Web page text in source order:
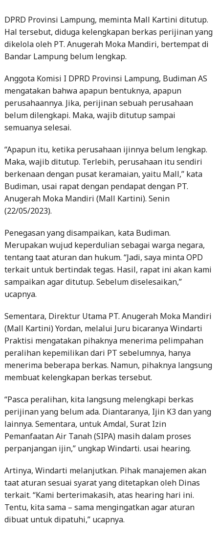
DPRD Provinsi Lampung, meminta Mall Kartini ditutup.
Hal tersebut, diduga kelengkapan berkas perijinan yang
dikelola oleh PT. Anugerah Moka Mandiri, bertempat di
Bandar Lampung belum lengkap.
Anggota Komisi I DPRD Provinsi Lampung, Budiman AS
mengatakan bahwa apapun bentuknya, apapun
perusahaannya. Jika, perijinan sebuah perusahaan
belum dilengkapi. Maka, wajib ditutup sampai
semuanya selesai.
“Apapun itu, ketika perusahaan ijinnya belum lengkap.
Maka, wajib ditutup. Terlebih, perusahaan itu sendiri
berkenaan dengan pusat keramaian, yaitu Mall,” kata
Budiman, usai rapat dengan pendapat dengan PT.
Anugerah Moka Mandiri (Mall Kartini). Senin
(22/05/2023).
Penegasan yang disampaikan, kata Budiman.
Merupakan wujud keperdulian sebagai warga negara,
tentang taat aturan dan hukum. “Jadi, saya minta OPD
terkait untuk bertindak tegas. Hasil, rapat ini akan kami
sampaikan agar ditutup. Sebelum diselesaikan,”
ucapnya.
Sementara, Direktur Utama PT. Anugerah Moka Mandiri
(Mall Kartini) Yordan, melalui Juru bicaranya Windarti
Praktisi mengatakan pihaknya menerima pelimpahan
peralihan kepemilikan dari PT sebelumnya, hanya
menerima beberapa berkas. Namun, pihaknya langsung
membuat kelengkapan berkas tersebut.
“Pasca peralihan, kita langsung melengkapi berkas
perijinan yang belum ada. Diantaranya, Ijin K3 dan yang
lainnya. Sementara, untuk Amdal, Surat Izin
Pemanfaatan Air Tanah (SIPA) masih dalam proses
perpanjangan ijin,” ungkap Windarti. usai hearing.
Artinya, Windarti melanjutkan. Pihak manajemen akan
taat aturan sesuai syarat yang ditetapkan oleh Dinas
terkait. “Kami berterimakasih, atas hearing hari ini.
Tentu, kita sama – sama mengingatkan agar aturan
dibuat untuk dipatuhi,” ucapnya.